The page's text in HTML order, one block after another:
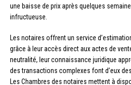
une baisse de prix après quelques
infructueuse.
Les notaires offrent un service
grâce à leur accès direct aux actes de
neutralité, leur connaissance juridique
des transactions complexes font d’eux
Les Chambres des notaires mettent à